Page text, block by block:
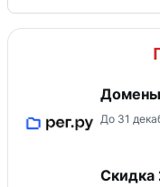
Домены
До 31
Скидка